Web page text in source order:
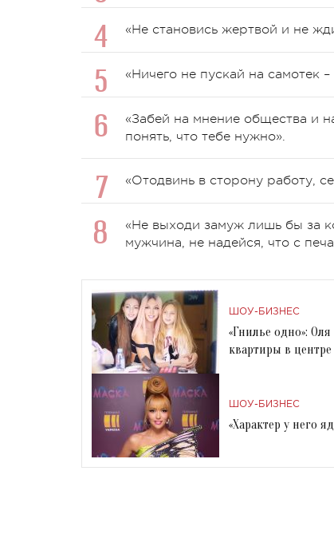
«Не становись жертвой и не
«Ничего не пускай на самотек
«Забей на мнение общества и
понять, что тебе нужно».
«Отодвинь в сторону работу,
«Не выходи замуж лишь бы за
мужчина, не надейся, что с
ШОУ-БИЗНЕС
«Гнилье одно»:
квартиры в
ШОУ-БИЗНЕС
«Характер у него